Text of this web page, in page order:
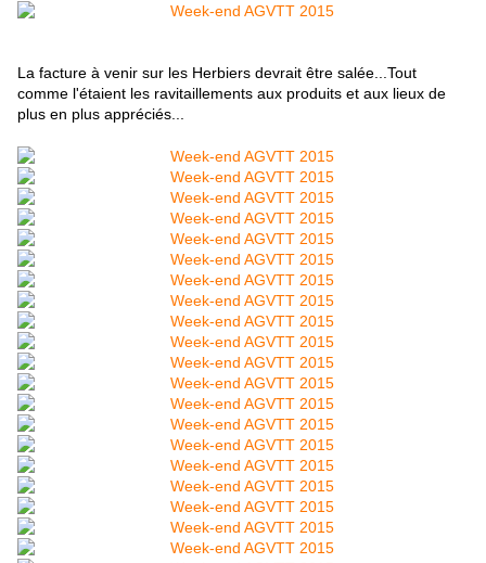
La facture à venir sur les Herbiers devrait être salée...Tout
comme l'étaient les ravitaillements aux produits et aux lieux de
plus en plus appréciés...